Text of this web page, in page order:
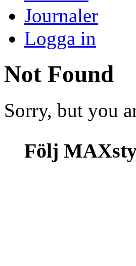
Journaler
Logga in
Not Found
Sorry, but you
Följ